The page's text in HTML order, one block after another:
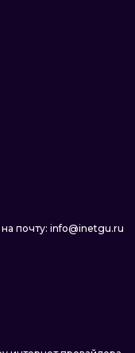
почту: info@inetgu.ru